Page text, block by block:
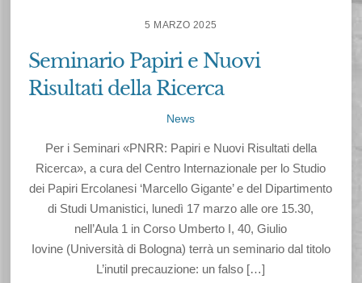
5 MARZO 2025
Seminario Papiri e Nuovi
Risultati della Ricerca
News
Per i Seminari «PNRR: Papiri e Nuovi Risultati della
Ricerca», a cura del Centro Internazionale per lo Studio
dei Papiri Ercolanesi ‘Marcello Gigante’ e del Dipartimento
di Studi Umanistici, lunedì 17 marzo alle ore 15.30,
nell’Aula 1 in Corso Umberto I, 40, Giulio
Iovine (Università di Bologna) terrà un seminario dal titolo
L’inutil precauzione: un falso […]